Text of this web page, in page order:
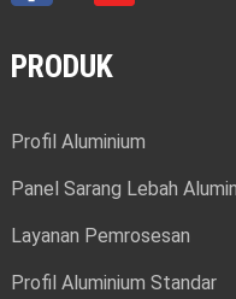
PRODUK
Profil Aluminium
Panel Sarang Lebah
Layanan Pemrosesan
Profil Aluminium Standar